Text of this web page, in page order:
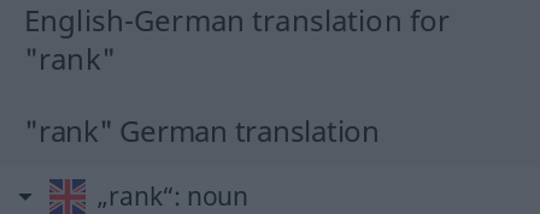
English-German translation for
"rank"
"rank" German translation
„rank“: noun